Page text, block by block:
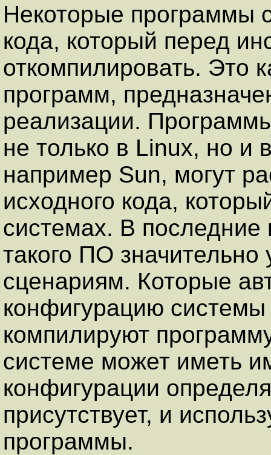
Некоторые программы
кода, который перед
откомпилировать. Это
программ,
реализации.
не только в Linux, но и
например Sun, могут
исходного кода,
системах. В
такого ПО значительно
сценариям. Которые
конфигурацию
компилируют
системе может иметь
конфигурации
присутствует, и
программы.